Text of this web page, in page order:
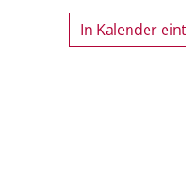
In Kalender